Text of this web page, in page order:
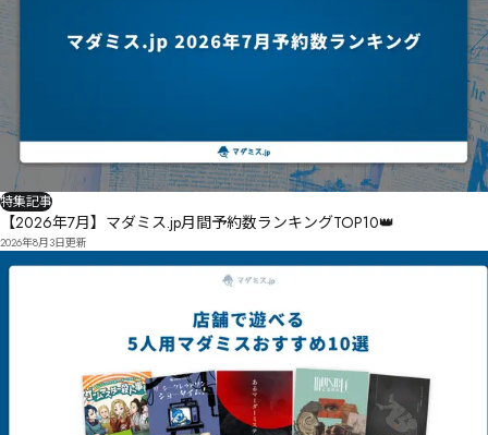
特集記事
【2026年7月】マダミス.jp月間予約数ランキングTOP10👑
2026年8月3日更新